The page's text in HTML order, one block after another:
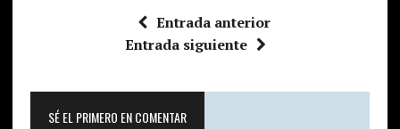
Entrada anterior
Entrada siguiente
SÉ EL PRIMERO EN COMENTAR